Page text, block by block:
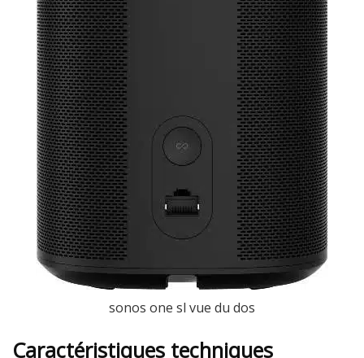
sonos one sl vue du dos
Caractéristiques techniques